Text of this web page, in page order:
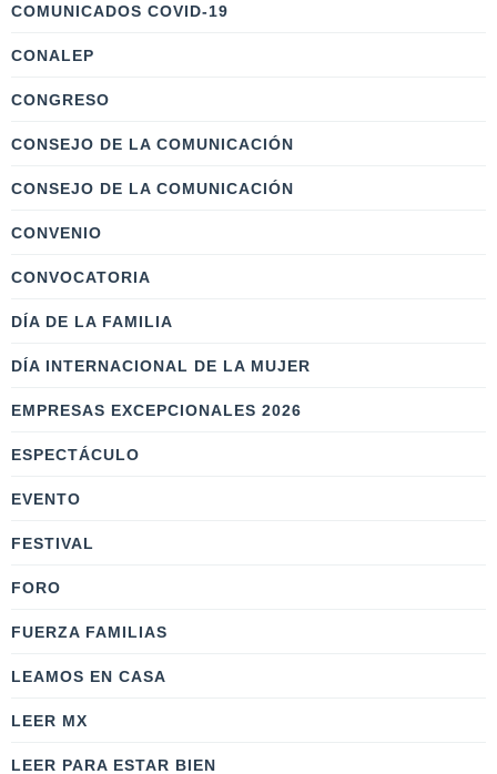
COMUNICADOS COVID-19
CONALEP
CONGRESO
CONSEJO DE LA COMUNICACIÓN
CONSEJO DE LA COMUNICACIÓN
CONVENIO
CONVOCATORIA
DÍA DE LA FAMILIA
DÍA INTERNACIONAL DE LA MUJER
EMPRESAS EXCEPCIONALES 2026
ESPECTÁCULO
EVENTO
FESTIVAL
FORO
FUERZA FAMILIAS
LEAMOS EN CASA
LEER MX
LEER PARA ESTAR BIEN